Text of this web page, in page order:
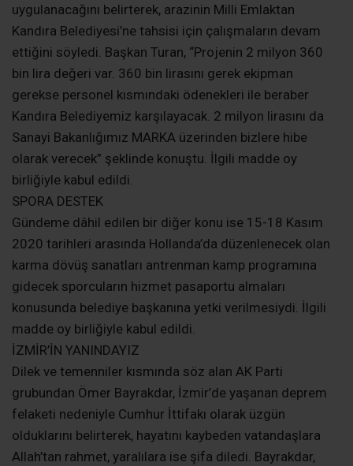
uygulanacağını belirterek, arazinin Milli Emlaktan
Kandıra Belediyesi’ne tahsisi için çalışmaların devam
ettiğini söyledi. Başkan Turan, “Projenin 2 milyon 360
bin lira değeri var. 360 bin lirasını gerek ekipman
gerekse personel kısmındaki ödenekleri ile beraber
Kandıra Belediyemiz karşılayacak. 2 milyon lirasını da
Sanayi Bakanlığımız MARKA üzerinden bizlere hibe
olarak verecek” şeklinde konuştu. İlgili madde oy
birliğiyle kabul edildi.
SPORA DESTEK
Gündeme dâhil edilen bir diğer konu ise 15-18 Kasım
2020 tarihleri arasında Hollanda’da düzenlenecek olan
karma dövüş sanatları antrenman kamp programına
gidecek sporcuların hizmet pasaportu almaları
konusunda belediye başkanına yetki verilmesiydi. İlgili
madde oy birliğiyle kabul edildi.
İZMİR’İN YANINDAYIZ
Dilek ve temenniler kısmında söz alan AK Parti
grubundan Ömer Bayrakdar, İzmir’de yaşanan deprem
felaketi nedeniyle Cumhur İttifakı olarak üzgün
olduklarını belirterek, hayatını kaybeden vatandaşlara
Allah’tan rahmet, yaralılara ise şifa diledi. Bayrakdar,